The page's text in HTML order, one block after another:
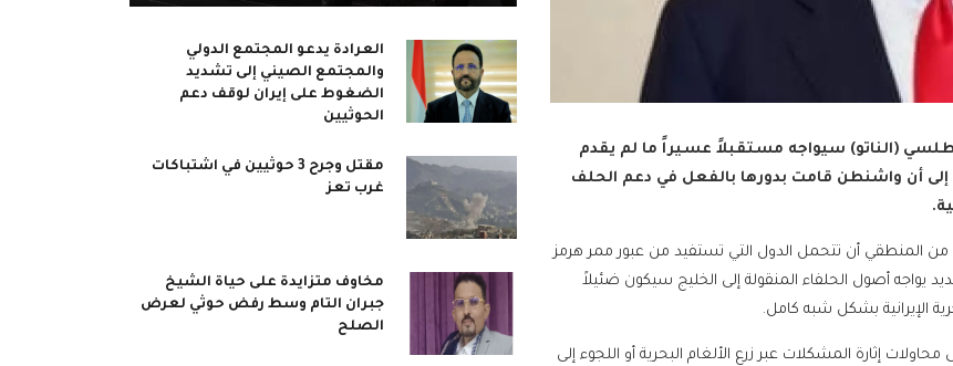
(الناتو) سيواجه مستقبلاً عسيراً ما لم يقدم
أن واشنطن قامت بدورها بالفعل في دعم الحلف
من المنطقي أن تتحمل الدول التي تستفيد من عبور ممر هرمز
يواجه أصول الحلفاء المنقولة إلى الخليج سيكون ضئيلاً
الإيرانية بشكل شبه كامل.
إثارة المشكلات عبر زرع الألغام البحرية أو اللجوء إلى
العرادة يدعو المجتمع الدولي
والمجتمع الصيني إلى تشديد
الضغوط على إيران لوقف دعم
الحوثيين
مقتل وجرح 3 حوثيين في اشتباكات
غرب تعز
مخاوف متزايدة على حياة الشيخ
جبران التام وسط رفض حوثي لعرض
الصلح